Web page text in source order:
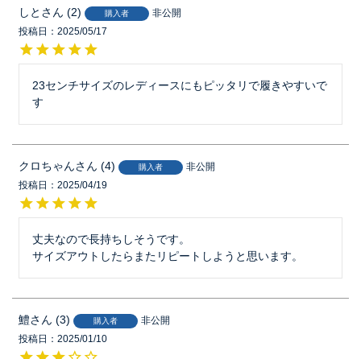
しと 2 購入者
非公開
投稿日
2025/05/17
23センチサイズのレディースにもピッタリで履きやすいで
す
クロちゃん 4 購入者
非公開
投稿日
2025/04/19
丈夫なので長持ちしそうです。
サイズアウトしたらまたリピートしようと思います。
鱧 3 購入者
非公開
投稿日
2025/01/10